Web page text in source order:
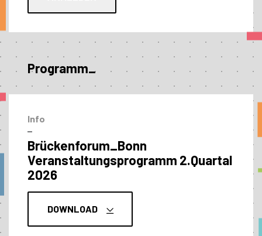
Programm_
Info
–
Brückenforum_Bonn
Veranstaltungs­programm 2.Quartal
2026
DOWNLOAD